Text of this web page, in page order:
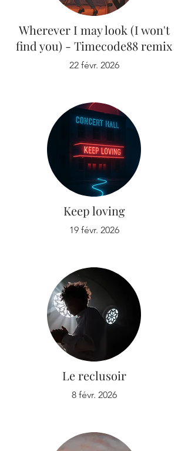
Wherever I may look (I won't
find you) - Timecode88 remix
22 févr. 2026
Keep loving
19 févr. 2026
Le reclusoir
8 févr. 2026